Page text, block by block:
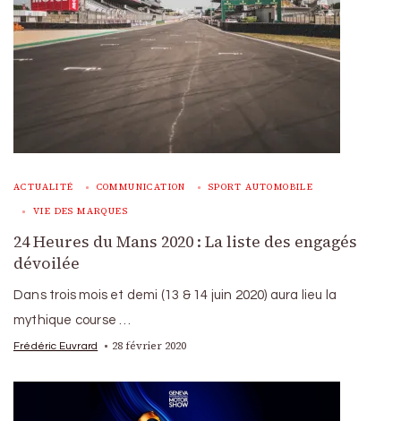
ACTUALITÉ COMMUNICATION SPORT AUTOMOBILE
VIE DES MARQUES
24 Heures du Mans 2020 : La liste des engagés
dévoilée
Dans trois mois et demi (13 & 14 juin 2020) aura lieu la
mythique course …
Frédéric Euvrard 28 février 2020